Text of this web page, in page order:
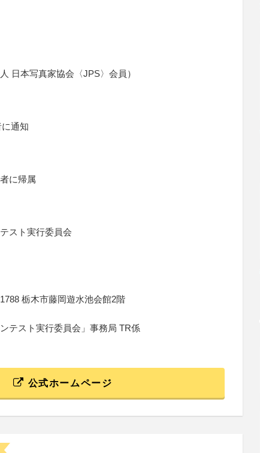
日本写真家協会〈JPS〉会員）
通知
に帰属
スト実行委員会
栃木市藤岡遊水池会館2階
テスト実行委員会」事務局 TR係
公式ホームページ